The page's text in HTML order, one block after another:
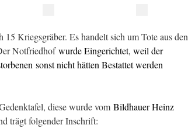
Kriegsgräber. Es handelt sich um Tote aus den
Notfriedhofwurde Eingerichtet, weil der
sonst nicht hätten Bestattet werden
diese wurde vom Bildhauer Heinz
trägt folgender Inschrift: